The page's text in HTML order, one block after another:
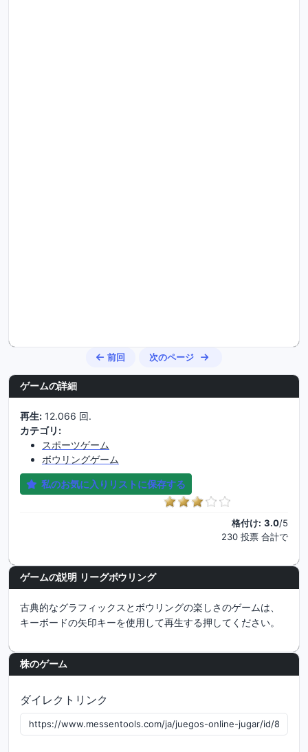
前回 次のページ
ゲームの詳細
再生: 12.066 回.
カテゴリ:
スポーツゲーム
ボウリングゲーム
私のお気に入りリストに保存する
格付け: 3.0/5
230 投票 合計で
ゲームの説明 リーグボウリング
古典的なグラフィックスとボウリングの楽しさのゲームは、
キーボードの矢印キーを使用して再生する押してください。
株のゲーム
ダイレクトリンク